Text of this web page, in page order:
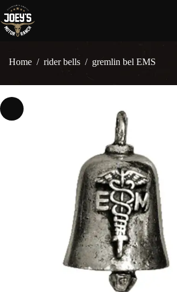
naar
de
inhoud
Home / rider bells / gremlin bel EMS